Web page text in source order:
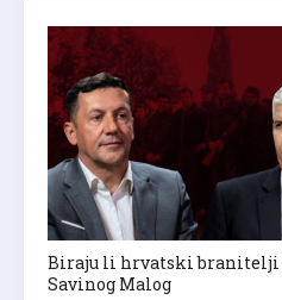
Biraju li hrvatski branitelji
Savinog Malog